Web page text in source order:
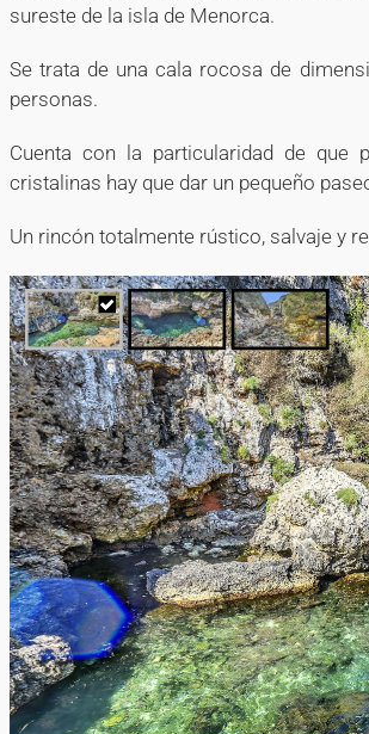
sureste de la isla de Menorca.
Se trata de una cala rocosa de
personas.
Cuenta con la particularidad de que
cristalinas hay que dar un pequeño
Un rincón totalmente rústico, salvaje y